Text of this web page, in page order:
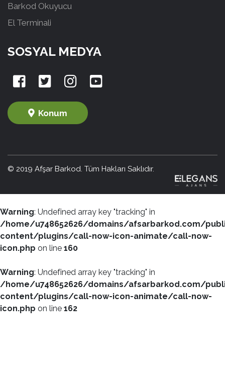
Barkod Okuyucu
El Terminali
SOSYAL MEDYA
Konum
© 2019 Afşar Barkod. Tüm Hakları Saklıdır.
Warning: Undefined array key "tracking" in
/home/u748652626/domains/afsarbarkod.com/
content/plugins/call-now-icon-animate/call-now-
icon.php on line 160
Warning: Undefined array key "tracking" in
/home/u748652626/domains/afsarbarkod.com/
content/plugins/call-now-icon-animate/call-now-
icon.php on line 162